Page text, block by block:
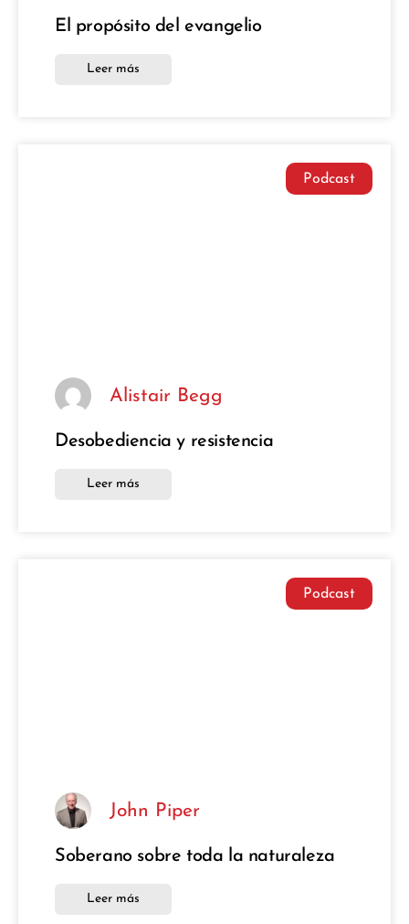
El propósito del evangelio
Leer más
Podcast
Alistair Begg
Desobediencia y resistencia
Leer más
Podcast
John Piper
Soberano sobre toda la naturaleza
Leer más